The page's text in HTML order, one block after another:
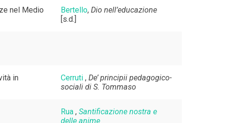
nel Medio
Bertello,Dio nell’educazione
[s.d.]
in
Cerruti ,De’ principii pedagogico-
sociali di S. Tommaso
Rua ,Santificazione nostra e
delle anime